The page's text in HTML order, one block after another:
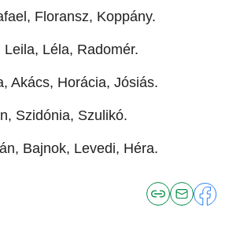
Floransz, Koppány.
Leila, Léla, Radomér.
Akács, Horácia, Jósiás.
Szidónia, Szulikó.
Bajnok, Levedi, Héra.